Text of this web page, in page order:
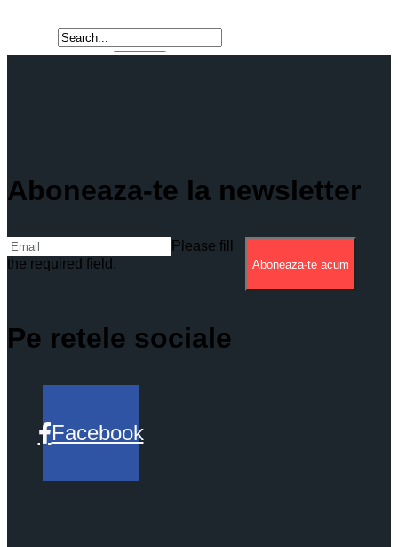
Aboneaza-te la newsletter
Please fill
the required field.
Aboneaza-te acum
Pe retele sociale
Facebook